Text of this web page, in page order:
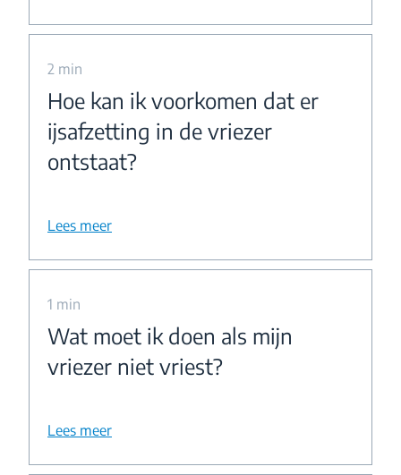
2 min
Hoe kan ik voorkomen dat er
ijsafzetting in de vriezer
ontstaat?
Lees meer
1 min
Wat moet ik doen als mijn
vriezer niet vriest?
Lees meer